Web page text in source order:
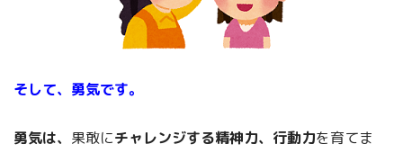
そして、勇気です。
勇気は、 果敢にチャレンジする精神力、行動力を育てま